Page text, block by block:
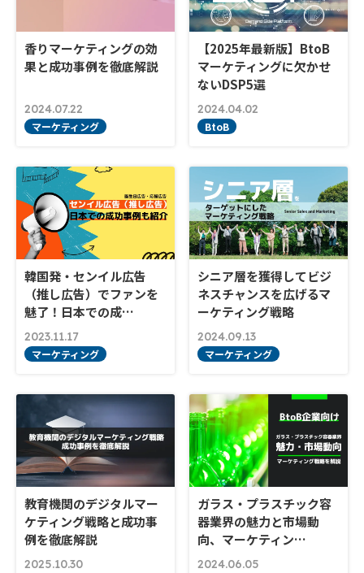
香りマーケティングの効
果と成功事例を徹底解説
2024.07.22
マーケティング
【2025年最新版】BtoB
マーケティングに欠かせ
ないDSP5選
2024.04.02
BtoB
韓国発・センイル広告
（推し広告）でファンを
魅了！日本での成…
2023.11.17
マーケティング
シニア層を獲得してビジ
ネスチャンスを広げるマ
ーケティング戦略
2024.09.13
マーケティング
教育機関のデジタルマー
ケティング戦略と成功事
例を徹底解説
2025.10.30
ガラス・プラスチック容
器業界の魅力と市場動
向、マーケティン…
2024.06.05